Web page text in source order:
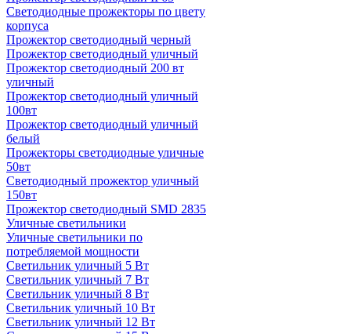
Светодиодные прожекторы по цвету
корпуса
Прожектор светодиодный черный
Прожектор светодиодный уличный
Прожектор светодиодный 200 вт
уличный
Прожектор светодиодный уличный
100вт
Прожектор светодиодный уличный
белый
Прожекторы светодиодные уличные
50вт
Светодиодный прожектор уличный
150вт
Прожектор светодиодный SMD 2835
Уличные светильники
Уличные светильники по
потребляемой мощности
Светильник уличный 5 Вт
Светильник уличный 7 Вт
Светильник уличный 8 Вт
Светильник уличный 10 Вт
Светильник уличный 12 Вт